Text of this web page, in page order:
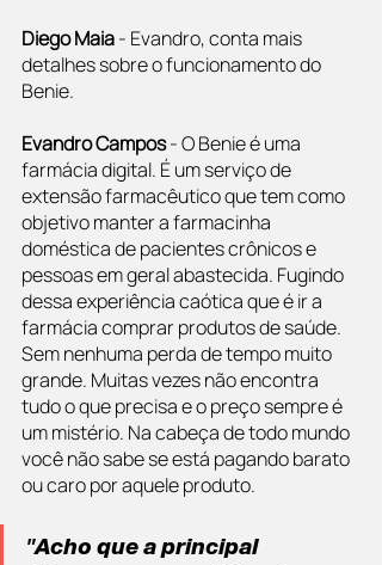
Diego Maia - Evandro, conta mais
detalhes sobre o funcionamento do
Benie.
Evandro Campos - O Benie é uma
farmácia digital. É um serviço de
extensão farmacêutico que tem como
objetivo manter a farmacinha
doméstica de pacientes crônicos e
pessoas em geral abastecida. Fugindo
dessa experiência caótica que é ir a
farmácia comprar produtos de saúde.
Sem nenhuma perda de tempo muito
grande. Muitas vezes não encontra
tudo o que precisa e o preço sempre é
um mistério. Na cabeça de todo mundo
você não sabe se está pagando barato
ou caro por aquele produto.
"Acho que a principal